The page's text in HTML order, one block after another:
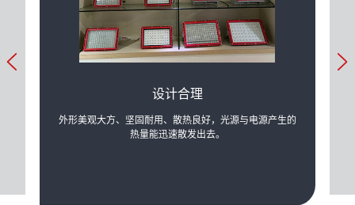
设计合理
外形美观大方、坚固耐用、散热良好，光源与电源产生的
热量能迅速散发出去。